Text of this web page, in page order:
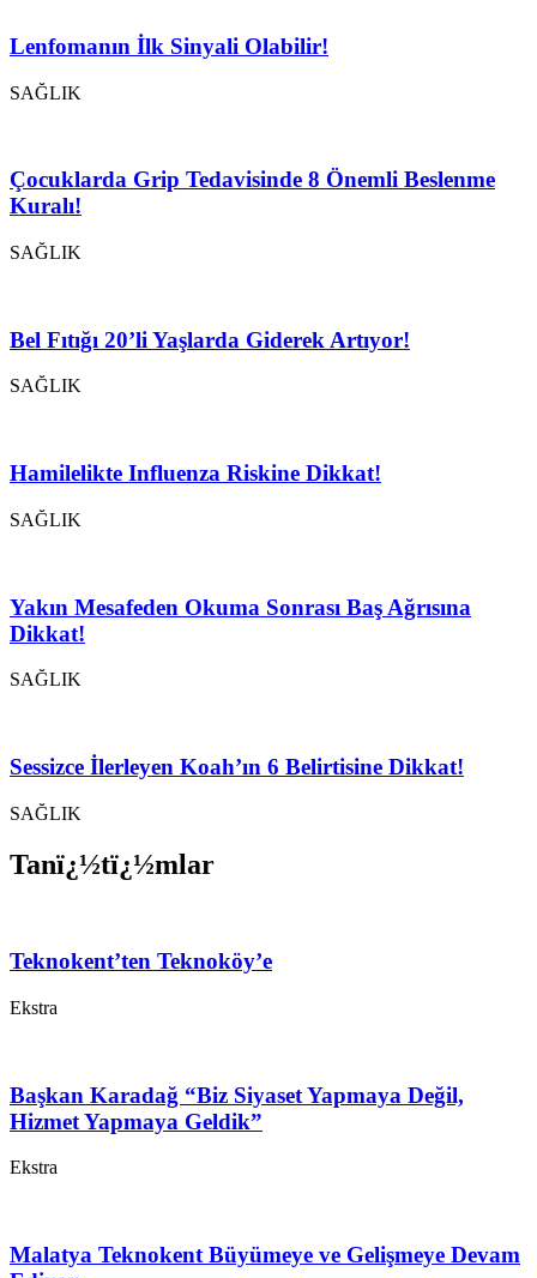
Lenfomanın İlk Sinyali Olabilir!
SAĞLIK
Çocuklarda Grip Tedavisinde 8 Önemli Beslenme
Kuralı!
SAĞLIK
Bel Fıtığı 20’li Yaşlarda Giderek Artıyor!
SAĞLIK
Hamilelikte Influenza Riskine Dikkat!
SAĞLIK
Yakın Mesafeden Okuma Sonrası Baş Ağrısına
Dikkat!
SAĞLIK
Sessizce İlerleyen Koah’ın 6 Belirtisine Dikkat!
SAĞLIK
Tanï¿½tï¿½mlar
Teknokent’ten Teknoköy’e
Ekstra
Başkan Karadağ “Biz Siyaset Yapmaya Değil,
Hizmet Yapmaya Geldik”
Ekstra
Malatya Teknokent Büyümeye ve Gelişmeye Devam